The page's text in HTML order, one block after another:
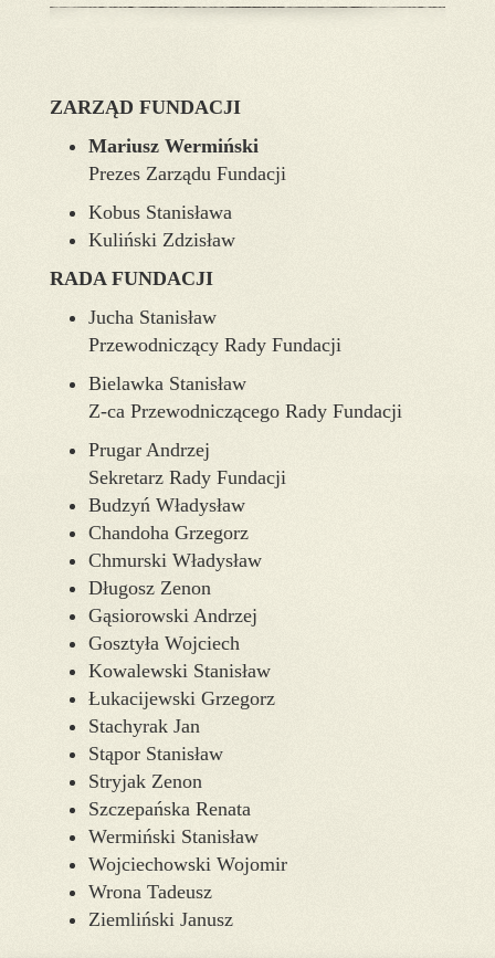
ZARZĄD FUNDACJI
Mariusz Wermiński
Prezes Zarządu Fundacji
Kobus Stanisława
Kuliński Zdzisław
RADA FUNDACJI
Jucha Stanisław
Przewodniczący Rady Fundacji
Bielawka Stanisław
Z-ca Przewodniczącego Rady Fundacji
Prugar Andrzej
Sekretarz Rady Fundacji
Budzyń Władysław
Chandoha Grzegorz
Chmurski Władysław
Długosz Zenon
Gąsiorowski Andrzej
Gosztyła Wojciech
Kowalewski Stanisław
Łukacijewski Grzegorz
Stachyrak Jan
Stąpor Stanisław
Stryjak Zenon
Szczepańska Renata
Wermiński Stanisław
Wojciechowski Wojomir
Wrona Tadeusz
Ziemliński Janusz